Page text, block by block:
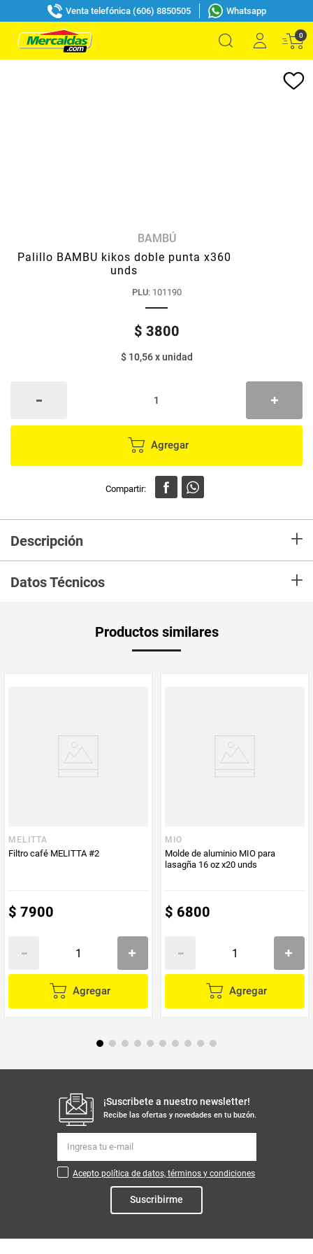
Venta telefónica (606) 8850505 Whatsapp
0
BAMBÚ
Palillo BAMBU kikos doble punta x360
unds
PLU: 101190
$ 3800
$ 10,56xunidad
Agregar
Descripción +
BAMBU y recibelo en tu casa en minutos.
Datos Técnicos +
Producto (kg)
Productos similares
MELITTA
Filtro café MELITTA #2
$ 7900
Agregar
MIO
Molde de aluminio MIO para
lasagña 16 oz x20 unds
$ 6800
Agregar
¡Suscribete a nuestro newsletter!
Recibe las ofertas y novedades en tu buzón.
Acepto política de datos, términos y condiciones
Suscribirme